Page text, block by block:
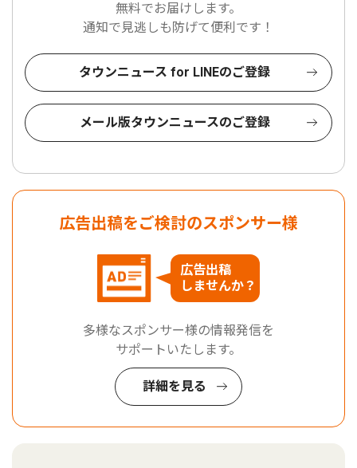
無料でお届けします。
通知で見逃しも防げて便利です！
タウンニュース for LINEのご登録
メール版タウンニュースのご登録
広告出稿をご検討のスポンサー様
広告出稿
しませんか？
多様なスポンサー様の情報発信を
サポートいたします。
詳細を見る